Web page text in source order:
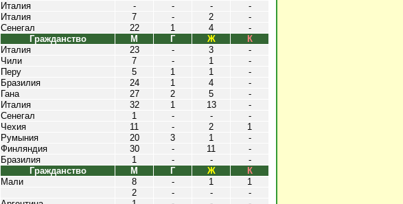
Италия - - -
-
Италия 7 - 2
-
Сенегал 22 1 4
-
Гражданство М Г Ж
К
Италия 23 - 3
-
Чили 7 - 1
-
Перу 5 1 1
-
Бразилия 24 1 4
-
Гана 27 2 5
-
Италия 32 1 13
-
Сенегал 1 - -
-
Чехия 11 - 2
1
Румыния 20 3 1
-
Финляндия 30 - 11
-
Бразилия 1 - -
-
Гражданство М Г Ж
К
Мали 8 - 1
1
2 - -
-